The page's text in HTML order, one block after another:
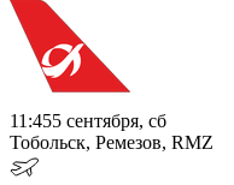
11:455 сентября, сб
Тобольск, Ремезов, RMZ